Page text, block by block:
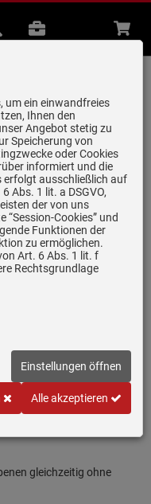
B2B Beratung
Graphite-
B1ACE2AG3
gleichzeitig ohne
um ein einwandfreies
Ihnen den
Angebot stetig zu
Speicherung von
oder Cookies
informiert und die
erfolgt ausschließlich auf
Abs. 1 lit. a DSGVO,
der von uns
Cookies” und
Funktionen der
zu ermöglichen.
Art. 6 Abs. 1 lit. f
Rechtsgrundlage
Einstellungen öffnen
Alle akzeptieren